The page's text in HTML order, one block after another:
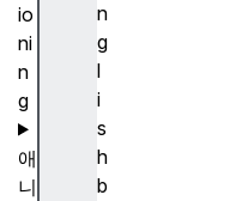
n
g
l
i
s
h
b
io
ni
n
g
애
니